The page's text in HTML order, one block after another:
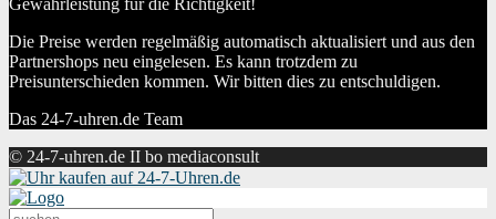
Gewährleistung für die Richtigkeit!
Die Preise werden regelmäßig automatisch aktualisiert und aus den
Partnershops neu eingelesen. Es kann trotzdem zu
Preisunterschieden kommen. Wir bitten dies zu entschuldigen.
Das 24-7-uhren.de Team
© 24-7-uhren.de II bo mediaconsult